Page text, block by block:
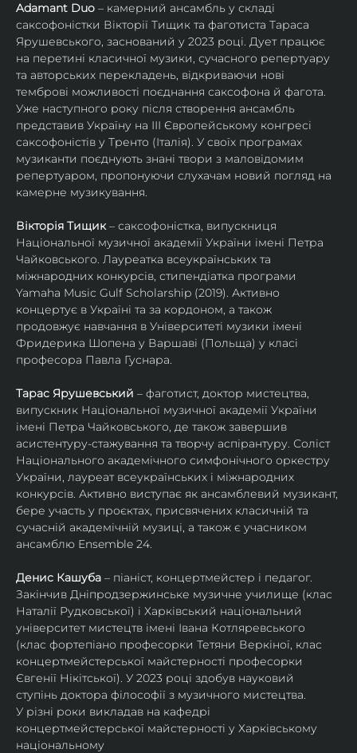
Adamant Duo – камерний ансамбль у складі
саксофоністки Вікторії Тищик та фаготиста Тараса
Ярушевського, заснований у 2023 році. Дует працює
на перетині класичної музики, сучасного репертуару
та авторських перекладень, відкриваючи нові
темброві можливості поєднання саксофона й фагота.
Уже наступного року після створення ансамбль
представив Україну на ІІІ Європейському конгресі
саксофоністів у Тренто (Італія). У своїх програмах
музиканти поєднують знані твори з маловідомим
репертуаром, пропонуючи слухачам новий погляд на
камерне музикування.
Вікторія Тищик – саксофоністка, випускниця
Національної музичної академії України імені Петра
Чайковського. Лауреатка всеукраїнських та
міжнародних конкурсів, стипендіатка програми
Yamaha Music Gulf Scholarship (2019). Активно
концертує в Україні та за кордоном, а також
продовжує навчання в Університеті музики імені
Фридерика Шопена у Варшаві (Польща) у класі
професора Павла Гуснара.
Тарас Ярушевський – фаготист, доктор мистецтва,
випускник Національної музичної академії України
імені Петра Чайковського, де також завершив
асистентуру-стажування та творчу аспірантуру. Соліст
Національного академічного симфонічного оркестру
України, лауреат всеукраїнських і міжнародних
конкурсів. Активно виступає як ансамблевий музикант,
бере участь у проєктах, присвячених класичній та
сучасній академічній музиці, а також є учасником
ансамблю Ensemble 24.
Денис Кашуба – піаніст, концертмейстер і педагог.
Закінчив Дніпродзержинське музичне училище (клас
Наталії Рудковської) і Харківський національний
університет мистецтв імені Івана Котляревського
(клас фортепіано професорки Тетяни Веркіної, клас
концертмейстерської майстерності професорки
Євгенії Нікітської). У 2023 році здобув науковий
ступінь доктора філософії з музичного мистецтва.
У різні роки викладав на кафедрі
концертмейстерської майстерності у Харківському
національному